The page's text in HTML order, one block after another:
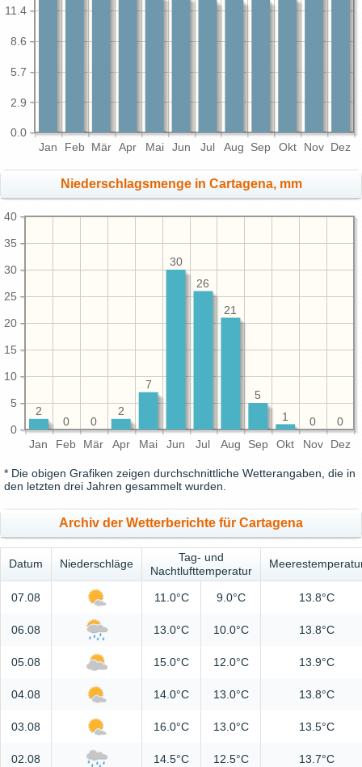
Jan Feb Mär Apr Mai Jun Jul Aug Sep Okt Nov Dez
0.0
2.9
5.7
8.6
11.4
Niederschlagsmenge in Cartagena, mm
Jan Feb Mär Apr Mai Jun Jul Aug Sep Okt Nov Dez
0
5
10
15
20
25
30
35
40
0
0
1
5
21
26
30
7
2
0
0
2
* Die obigen Grafiken zeigen durchschnittliche Wetterangaben, die in
den letzten drei Jahren gesammelt wurden.
Archiv der Wetterberichte für Cartagena
Datum Niederschläge
Tag- und
Nachtlufttemperatur
07.08 11.0°C 9.0°C 13.8°C
06.08 13.0°C 10.0°C 13.8°C
05.08 15.0°C 12.0°C 13.9°C
04.08 14.0°C 13.0°C 13.8°C
03.08 16.0°C 13.0°C 13.5°C
02.08 14.5°C 12.5°C 13.7°C